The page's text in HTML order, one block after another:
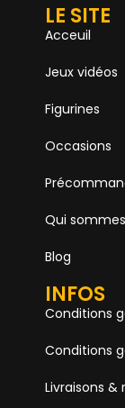
LE SITE
Acceuil
Jeux vidéos
Figurines
Occasions
Qui
Blog
INFOS
Conditions
Conditions
Livraisons &